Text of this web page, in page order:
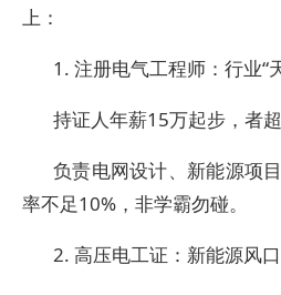
上：
1. 注册电气工程师：行业“
持证人年薪15万起步，者
负责电网设计、新能源项
率不足10%，非学霸勿碰。
2. 高压电工证：新能源风